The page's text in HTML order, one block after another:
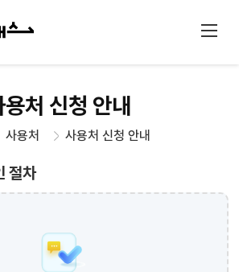
처 신청 안내
사용처 사용처 신청 안내
절차